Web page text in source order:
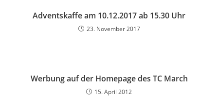
Adventskaffe am 10.12.2017 ab 15.30 Uhr
23. November 2017
Werbung auf der Homepage des TC March
15. April 2012